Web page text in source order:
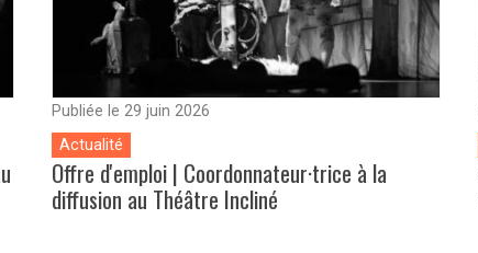
Publiée le 29 juin 2026
Actualité
Offre d'emploi | Coordonnateur·trice à la
diffusion au Théâtre Incliné